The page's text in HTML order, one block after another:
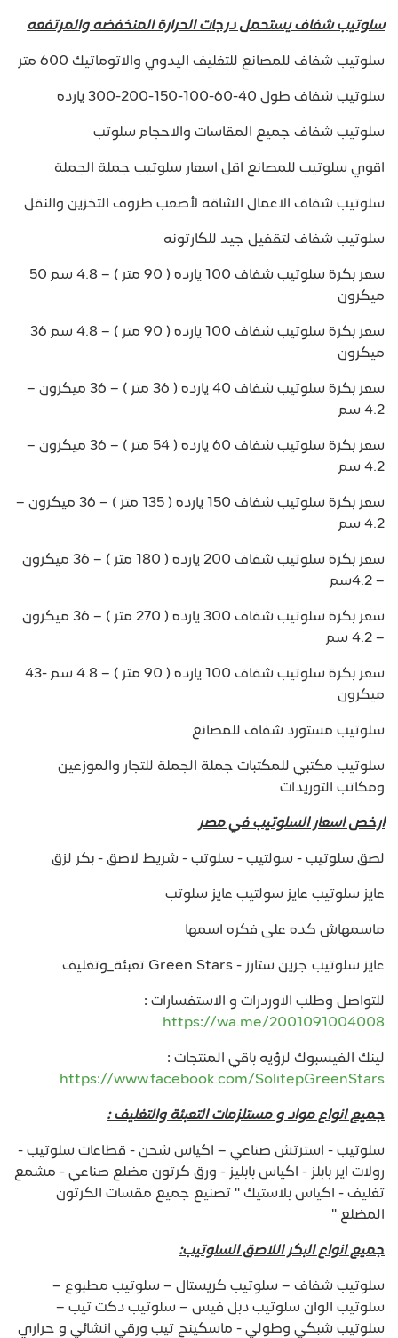
سلوتيب شفاف يستحمل درجات الحرارة المنخفضه والمرتفعه
سلوتيب شفاف للمصانع للتغليف اليدوي والاتوماتيك 600 متر
سلوتيب شفاف طول 40-60-100-150-200-300 يارده
سلوتيب شفاف جميع المقاسات والاحجام سلوتب
اقوي سلوتيب للمصانع اقل اسعار سلوتيب جملة الجملة
سلوتيب شفاف الاعمال الشاقه لأصعب ظروف التخزين والنقل
سلوتيب شفاف لتقفيل جيد للكارتونه
سعر بكرة سلوتيب شفاف 100 يارده ( 90 متر ) – 4.8 سم 50
ميكرون
سعر بكرة سلوتيب شفاف 100 يارده ( 90 متر ) – 4.8 سم 36
ميكرون
سعر بكرة سلوتيب شفاف 40 يارده ( 36 متر ) – 36 ميكرون –
4.2 سم
سعر بكرة سلوتيب شفاف 60 يارده ( 54 متر ) – 36 ميكرون –
4.2 سم
سعر بكرة سلوتيب شفاف 150 يارده ( 135 متر ) – 36 ميكرون –
4.2 سم
سعر بكرة سلوتيب شفاف 200 يارده ( 180 متر ) – 36 ميكرون
– 4.2سم
سعر بكرة سلوتيب شفاف 300 يارده ( 270 متر ) – 36 ميكرون
– 4.2 سم
سعر بكرة سلوتيب شفاف 100 يارده ( 90 متر ) – 4.8 سم -43
ميكرون
سلوتيب مستورد شفاف للمصانع
سلوتيب مكتبي للمكتبات جملة الجملة للتجار والموزعين
ومكاتب التوريدات
ارخص اسعار السلوتيب في مصر
لصق سلوتيب - سولتيب - سلوتب - شريط لاصق - بكر لزق
عايز سلوتيب عايز سولتيب عايز سلوتب
ماسمهاش كده على فكره اسمها
عايز سلوتيب جرين ستارز - Green Stars تعبئة_وتغليف
للتواصل وطلب الاوردرات و الاستفسارات :
https://wa.me/2001091004008
لينك الفيسبوك لرؤيه باقي المنتجات :
https://www.facebook.com/SolitepGreenStars
جميع انواع مواد و مستلزمات التعبئة والتغليف :
سلوتيب - استرتش صناعي – اكياس شحن - قطاعات سلوتيب -
رولات اير بابلز - اكياس بابليز - ورق كرتون مضلع صناعي - مشمع
تغليف - اكياس بلاستيك " تصنيع جميع مقسات الكرتون
المضلع "
جميع انواع البكر اللاصق السلوتيب:
سلوتيب شفاف – سلوتيب كريستال – سلوتيب مطبوع –
سلوتيب الوان سلوتيب دبل فيس – سلوتيب دكت تيب –
سلوتيب شبكي وطولي - ماسكينج تيب ورقي انشائي و حراري